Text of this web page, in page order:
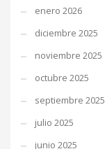
enero 2026
diciembre 2025
noviembre 2025
octubre 2025
septiembre 2025
julio 2025
junio 2025